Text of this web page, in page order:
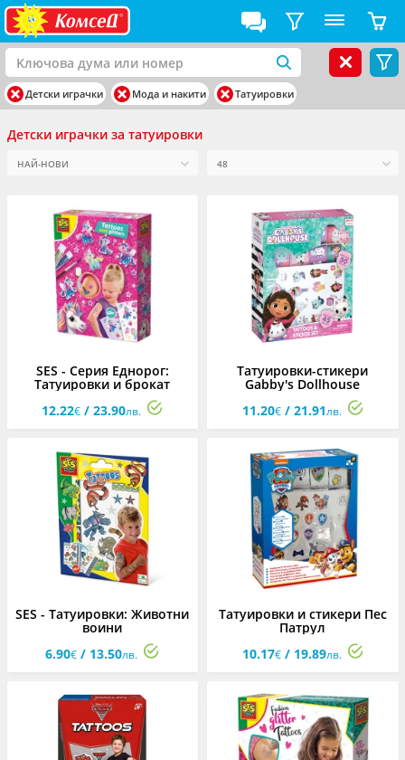
Детски играчки Мода и накити Татуировки
Детски играчки за татуировки
SES - Серия Еднорог:
Татуировки и брокат
12.22€ / 23.90лв.
Татуировки-стикери
Gabby's Dollhouse
11.20€/ 21.91лв.
SES - Татуировки: Животни
воини
6.90€ / 13.50лв.
Татуировки и стикери Пес
Патрул
10.17€/ 19.89лв.